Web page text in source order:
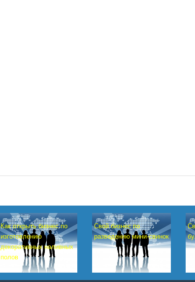
Как открыть бизнес по
изготовлению
декоративных наливных
полов
Свой бизнес по
разведению мини-свинок